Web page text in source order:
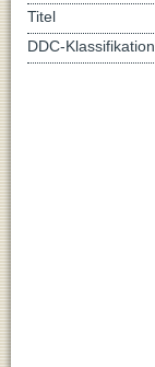
Titel
DDC-Klassifikation